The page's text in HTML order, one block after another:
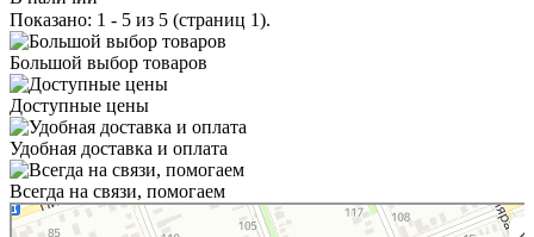
Показано: 1 - 5 из 5 (страниц 1).
Большой выбор товаров
Доступные цены
Удобная доставка и оплата
Всегда на связи, помогаем
Тимашевск
Улица Книги, 27 — Яндекс Карты